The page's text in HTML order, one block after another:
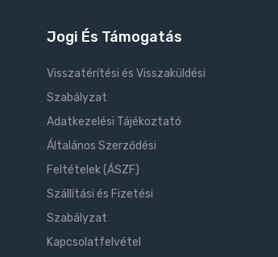
Jogi És Támogatás
Visszatérítési és Visszaküldési
Szabályzat
Adatkezelési Tájékoztató
Általános Szerződési
Feltételek (ÁSZF)
Szállítási és Fizetési
Szabályzat
Kapcsolatfelvétel